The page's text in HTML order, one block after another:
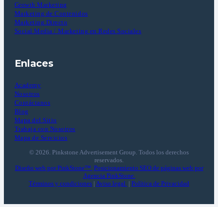
Growth Marketing
Marketing de Contenidos
Marketing Directo
Social Media / Marketing en Redes Sociales
Enlaces
Academy
Nosotros
Contáctanos
Blog
Mapa del Sitio
Trabaja con Nosotros
Mapa de Servicios
© 2026. Pinkstone Advertisement Group. Todos los derechos
reservados.
Diseño web por PinkStone™. Posicionamiento SEO de páginas web por
Agencia PinkStone.
Términos y condiciones | Aviso legal | Política de Privacidad